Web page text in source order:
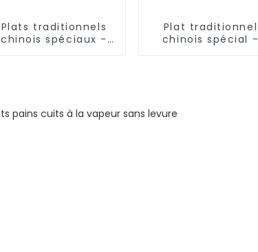
Plats traditionnels
chinois spéciaux -
Plat traditionnel
chinois spécial -